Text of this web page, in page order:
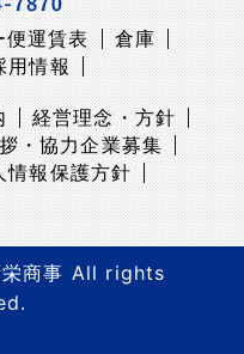
便運賃表
倉庫
用情報
経営理念・方針
・協力企業募集
情報保護方針
商事 All rights